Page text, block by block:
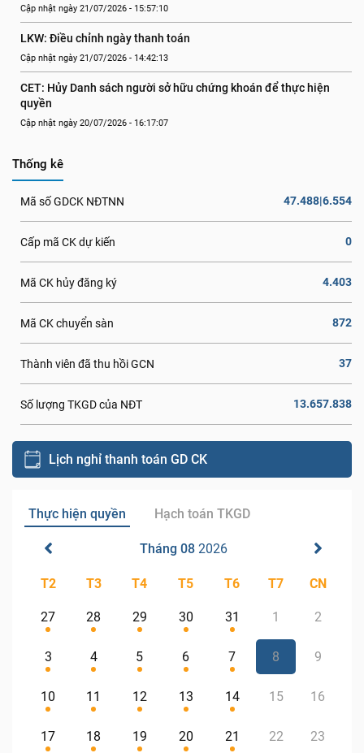
Cập nhật ngày 21/07/2026 - 15:57:10
LKW: Điều chỉnh ngày thanh toán
Cập nhật ngày 21/07/2026 - 14:42:13
CET: Hủy Danh sách người sở hữu chứng khoán để thực hiện
quyền
Cập nhật ngày 20/07/2026 - 16:17:07
Thống kê
Mã số GDCK NĐTNN 47.488|6.554
Cấp mã CK dự kiến 0
Mã CK hủy đăng ký 4.403
Mã CK chuyển sàn 872
Thành viên đã thu hồi GCN 37
Số lượng TKGD của NĐT 13.657.838
Lịch nghỉ thanh toán GD CK
Thực hiện quyền Hạch toán TKGD
Tháng 08 2026
T2 T3 T4 T5 T6 T7 CN
27 28 29 30 31 1 2
3 4 5 6 7 8 9
10 11 12 13 14 15 16
17 18 19 20 21 22 23